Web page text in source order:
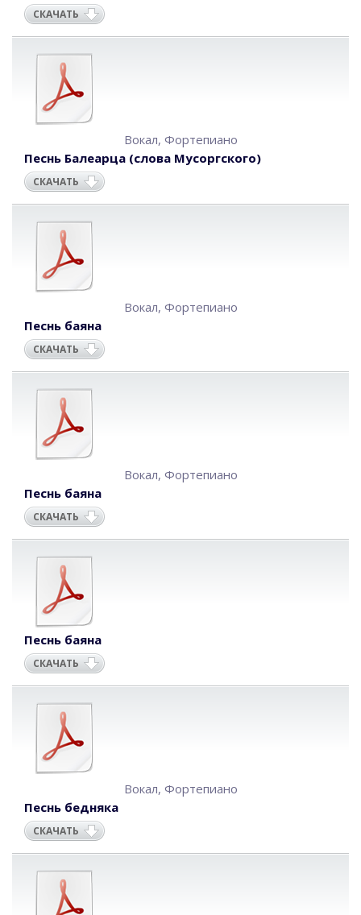
СКАЧАТЬ
Вокал, Фортепиано
Песнь Балеарца (слова Мусоргского)
СКАЧАТЬ
Вокал, Фортепиано
Песнь баяна
СКАЧАТЬ
Вокал, Фортепиано
Песнь баяна
СКАЧАТЬ
Песнь баяна
СКАЧАТЬ
Вокал, Фортепиано
Песнь бедняка
СКАЧАТЬ